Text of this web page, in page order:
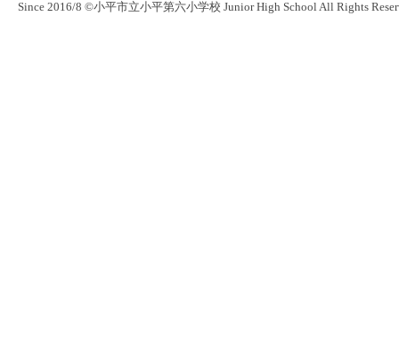
Since 2016/8 ©小平市立小平第六小学校 Junior High School All Rights